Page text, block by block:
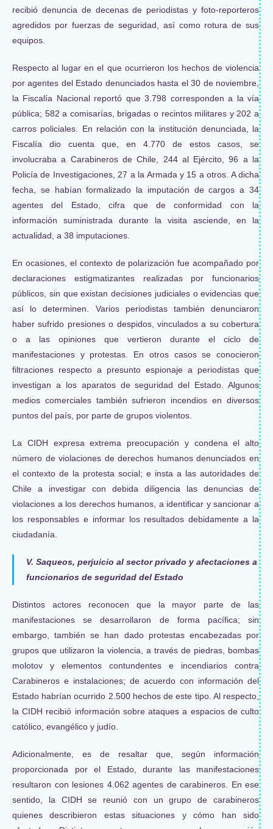
recibió denuncia de decenas de periodistas y foto-reporteros
agredidos por fuerzas de seguridad, así como rotura de sus
equipos.
Respecto al lugar en el que ocurrieron los hechos de violencia
por agentes del Estado denunciados hasta el 30 de noviembre,
la Fiscalía Nacional reportó que 3.798 corresponden a la vía
pública; 582 a comisarías, brigadas o recintos militares y 202 a
carros policiales. En relación con la institución denunciada, la
Fiscalía dio cuenta que, en 4.770 de estos casos, se
involucraba a Carabineros de Chile, 244 al Ejército, 96 a la
Policía de Investigaciones, 27 a la Armada y 15 a otros. A dicha
fecha, se habían formalizado la imputación de cargos a 34
agentes del Estado, cifra que de conformidad con la
información suministrada durante la visita asciende, en la
actualidad, a 38 imputaciones.
En ocasiones, el contexto de polarización fue acompañado por
declaraciones estigmatizantes realizadas por funcionarios
públicos, sin que existan decisiones judiciales o evidencias que
así lo determinen. Varios periodistas también denunciaron
haber sufrido presiones o despidos, vinculados a su cobertura
o a las opiniones que vertieron durante el ciclo de
manifestaciones y protestas. En otros casos se conocieron
filtraciones respecto a presunto espionaje a periodistas que
investigan a los aparatos de seguridad del Estado. Algunos
medios comerciales también sufrieron incendios en diversos
puntos del país, por parte de grupos violentos.
La CIDH expresa extrema preocupación y condena el alto
número de violaciones de derechos humanos denunciados en
el contexto de la protesta social; e insta a las autoridades de
Chile a investigar con debida diligencia las denuncias de
violaciones a los derechos humanos, a identificar y sancionar a
los responsables e informar los resultados debidamente a la
ciudadanía.
V. Saqueos, perjuicio al sector privado y afectaciones a
funcionarios de seguridad del Estado
Distintos actores reconocen que la mayor parte de las
manifestaciones se desarrollaron de forma pacífica; sin
embargo, también se han dado protestas encabezadas por
grupos que utilizaron la violencia, a través de piedras, bombas
molotov y elementos contundentes e incendiarios contra
Carabineros e instalaciones; de acuerdo con información del
Estado habrían ocurrido 2.500 hechos de este tipo. Al respecto,
la CIDH recibió información sobre ataques a espacios de culto
católico, evangélico y judío.
Adicionalmente, es de resaltar que, según información
proporcionada por el Estado, durante las manifestaciones
resultaron con lesiones 4.062 agentes de carabineros. En ese
sentido, la CIDH se reunió con un grupo de carabineros
quienes describieron estas situaciones y cómo han sido